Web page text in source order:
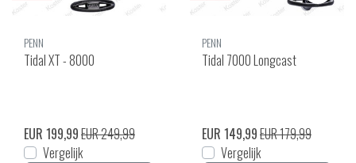
PENN
Tidal XT - 8000
EUR 199,99EUR 249,99
Vergelijk
PENN
Tidal 7000 Longcast
EUR 149,99EUR 179,99
Vergelijk